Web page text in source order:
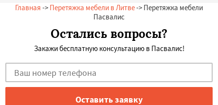
Главная -> Перетяжка мебели в Литве-> Перетяжка мебели
Пасвалис
Остались вопросы?
Закажи бесплатную консультацию в Пасвалис!